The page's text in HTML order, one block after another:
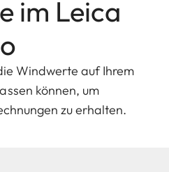
im Leica
Windwerte auf Ihrem
können, um
zu erhalten.